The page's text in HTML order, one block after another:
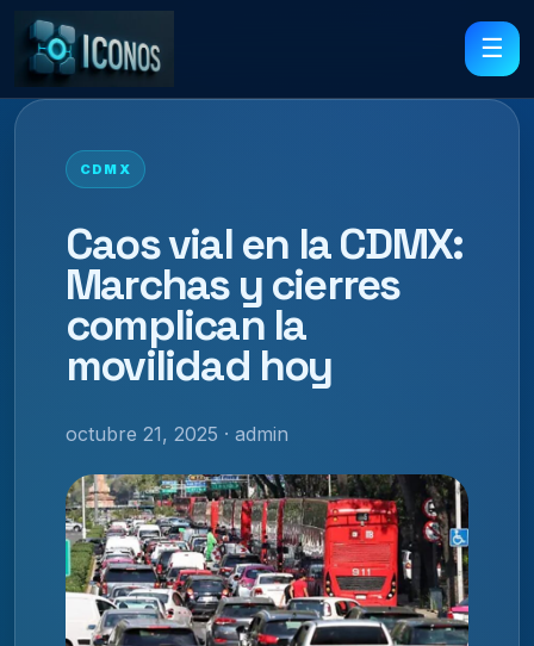
☰
CDMX
Caos vial en la CDMX:
Marchas y cierres
complican la
movilidad hoy
octubre 21, 2025 · admin